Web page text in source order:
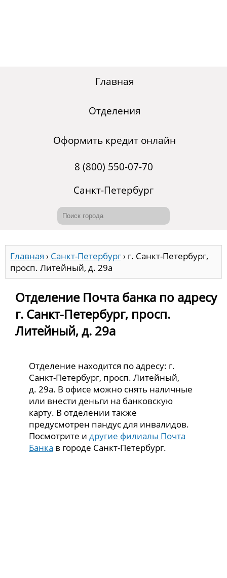
Главная
Отделения
Оформить кредит онлайн
8 (800) 550-07-70
Санкт-Петербург
Главная › Санкт-Петербург› г. Санкт-Петербург,
просп. Литейный, д. 29а
Отделение Почта банка по адресу
г. Санкт-Петербург, просп.
Литейный, д. 29а
Отделение находится по адресу: г.
Санкт-Петербург, просп. Литейный,
д. 29а. В офисе можно снять наличные
или внести деньги на банковскую
карту. В отделении также
предусмотрен пандус для инвалидов.
Посмотрите идругие филиалы Почта
Банка в городе Санкт-Петербург.